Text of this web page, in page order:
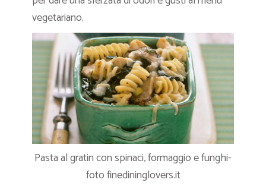
vegetariano.
Pasta al gratin con spinaci, formaggio e funghi-
foto finedininglovers.it